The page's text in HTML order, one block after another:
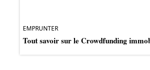
EMPRUNTER
Tout savoir sur le Crowdfunding